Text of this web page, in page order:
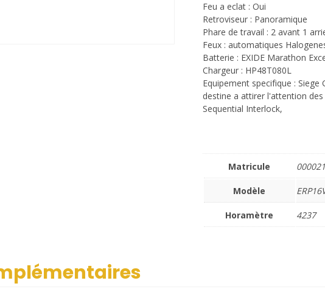
Feu a eclat : Oui
Retroviseur : Panoramique
Phare de travail : 2 avant 1
Feux : automatiques
Batterie : EXIDE Marathon
Chargeur : HP48T080L
Equipement specifique :
destine a attirer l'attention
Sequential Interlock,
Matricule
Modèle
Horamètre 4237